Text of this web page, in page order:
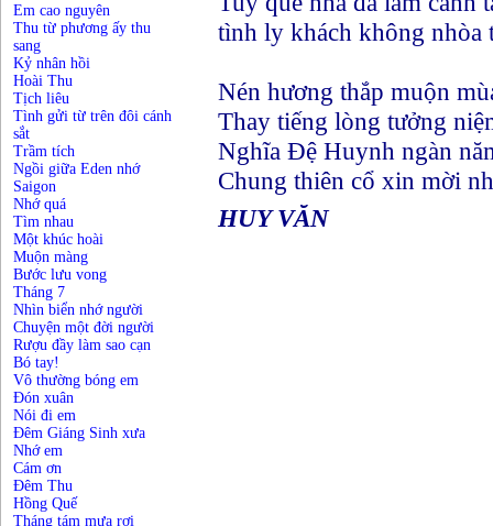
Em cao nguyên
Thu từ phương ấy thu
sang
Kỷ nhân hồi
Hoài Thu
Tịch liêu
Tình gửi từ trên đôi cánh
sắt
Trầm tích
Ngồi giữa Eden nhớ
Saigon
Nhớ quá
Tìm nhau
Một khúc hoài
Muộn màng
Bước lưu vong
Tháng 7
Nhìn biển nhớ người
Chuyện một đời người
Rượu đầy làm sao cạn
Bó tay!
Vô thường bóng em
Đón xuân
Nói đi em
Đêm Giáng Sinh xưa
Nhớ em
Cám ơn
Đêm Thu
Hồng Quế
Tháng tám mưa rơi
tình ly khách không nhòa
Nén hương thắp muộn
Thay tiếng lòng tưởng
Nghĩa Đệ Huynh ngàn
Chung thiên cổ xin mời
HUY VĂN